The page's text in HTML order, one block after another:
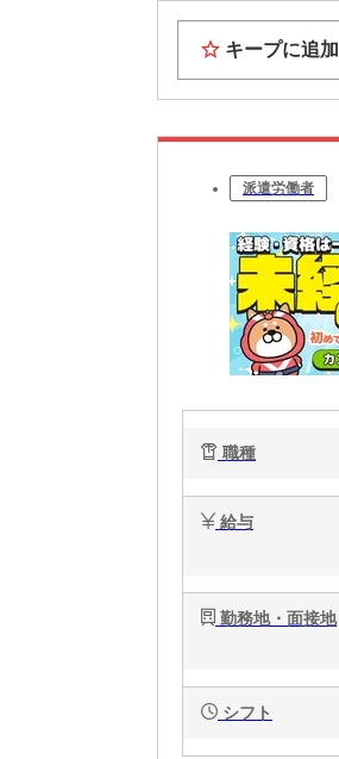
キープに追加
派遣労働者
職種
給与
勤務地・面接地
シフト